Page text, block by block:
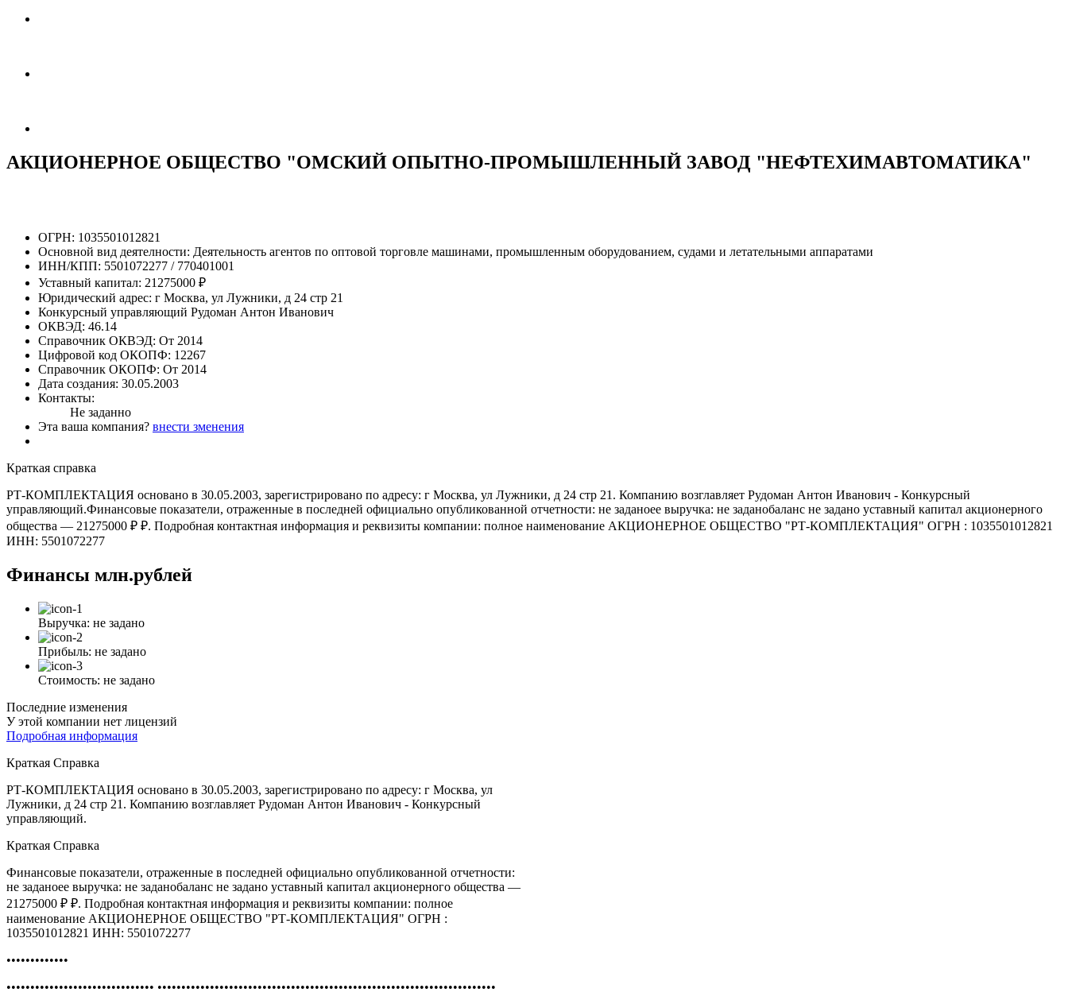
АКЦИОНЕРНОЕ ОБЩЕСТВО "ОМСКИЙ ОПЫТНО-ПРОМЫШЛЕННЫЙ ЗАВОД "НЕФТЕХИМАВТОМАТИКА"
ОГРН: 1035501012821
Основной вид деятелности: Деятельность агентов по оптовой торговле машинами, промышленным оборудованием, судами и летательными аппаратами
ИНН/КПП: 5501072277 / 770401001
Уставный капитал: 21275000 ₽
Юридический адрес: г Москва, ул Лужники, д 24 стр 21
Конкурсный управляющий Рудоман Антон Иванович
ОКВЭД: 46.14
Справочник ОКВЭД: От 2014
Цифровой код ОКОПФ: 12267
Справочник ОКОПФ: От 2014
Дата создания: 30.05.2003
Контакты:
Не заданно
Эта ваша компания? внести зменения
Краткая справка
РТ-КОМПЛЕКТАЦИЯ основано в 30.05.2003, зарегистрировано по адресу: г Москва, ул Лужники, д 24 стр 21. Компанию возглавляет Рудоман Антон Иванович - Конкурсный
управляющий.Финансовые показатели, отраженные в последней официально опубликованной отчетности: не заданоее выручка: не заданобаланс не задано уставный капитал акционерного
общества — 21275000 ₽ ₽. Подробная контактная информация и реквизиты компании: полное наименование АКЦИОНЕРНОЕ ОБЩЕСТВО "РТ-КОМПЛЕКТАЦИЯ" ОГРН : 1035501012821
ИНН: 5501072277
Финансы млн.рублей
Выручка: не задано
Прибыль: не задано
Стоимость: не задано
Последние изменения
У этой компании нет лицензий
Подробная информация
Краткая Справка
РТ-КОМПЛЕКТАЦИЯ основано в 30.05.2003, зарегистрировано по адресу: г Москва, ул
Лужники, д 24 стр 21. Компанию возглавляет Рудоман Антон Иванович - Конкурсный
управляющий.
Краткая Справка
Финансовые показатели, отраженные в последней официально опубликованной отчетности:
не заданоее выручка: не заданобаланс не задано уставный капитал акционерного общества —
21275000 ₽ ₽. Подробная контактная информация и реквизиты компании: полное
наименование АКЦИОНЕРНОЕ ОБЩЕСТВО "РТ-КОМПЛЕКТАЦИЯ" ОГРН :
1035501012821 ИНН: 5501072277
•••••••••••••
••••••••••••••••••••••••••••••• •••••••••••••••••••••••••••••••••••••••••••••••••••••••••••••••••••••••